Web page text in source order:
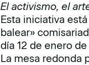
El activismo, el
Esta iniciativa
balear»
día 12 de enero
La mesa redonda